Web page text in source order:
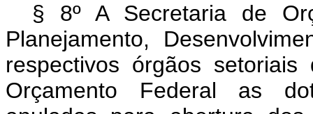
§ 8º A Secretaria de
Planejamento,
respectivos órgãos
Orçamento Federal as